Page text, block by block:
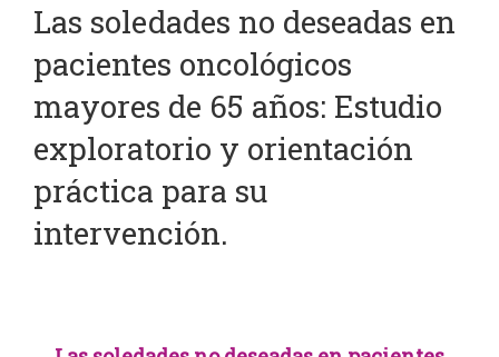
Las soledades no deseadas en
pacientes oncológicos
mayores de 65 años: Estudio
exploratorio y orientación
práctica para su
intervención.